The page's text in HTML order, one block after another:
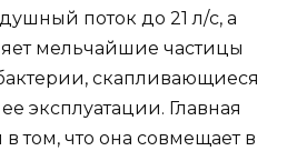
поток до 21 л/с, а
мельчайшие частицы
скапливающиеся
эксплуатации. Главная
том, что она совмещает в